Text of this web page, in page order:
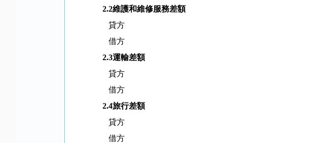
2.2維護和維修服務差額
貸方
借方
2.3運輸差額
貸方
借方
2.4旅行差額
貸方
借方